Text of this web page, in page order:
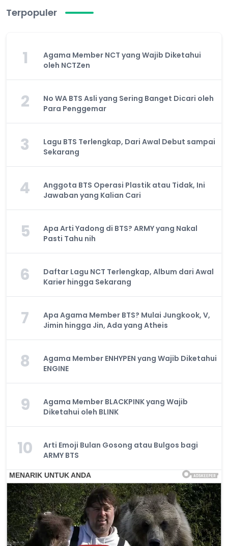
Terpopuler
1
Agama Member NCT yang Wajib Diketahui
oleh NCTZen
2
No WA BTS Asli yang Sering Banget Dicari oleh
Para Penggemar
3
Lagu BTS Terlengkap, Dari Awal Debut sampai
Sekarang
4
Anggota BTS Operasi Plastik atau Tidak, Ini
Jawaban yang Kalian Cari
5
Apa Arti Yadong di BTS? ARMY yang Nakal
Pasti Tahu nih
6
Daftar Lagu NCT Terlengkap, Album dari Awal
Karier hingga Sekarang
7
Apa Agama Member BTS? Mulai Jungkook, V,
Jimin hingga Jin, Ada yang Atheis
8
Agama Member ENHYPEN yang Wajib Diketahui
ENGINE
9
Agama Member BLACKPINK yang Wajib
Diketahui oleh BLINK
10
Arti Emoji Bulan Gosong atau Bulgos bagi
ARMY BTS